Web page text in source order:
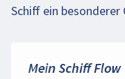
Schiff ein
Mein Schiff Flow